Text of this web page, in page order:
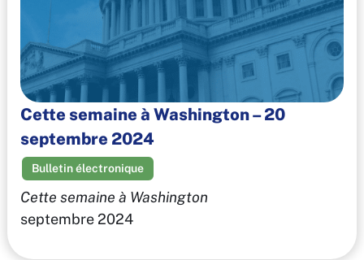
Cette semaine à Washington – 20
septembre 2024
Bulletin électronique
Cette semaine à Washington
septembre 2024